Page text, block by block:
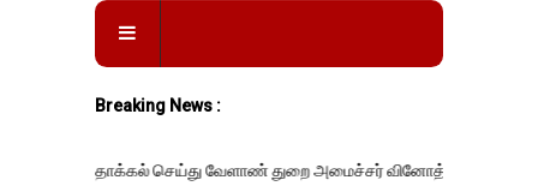
Breaking News :
செய்து வேளாண் துறை அமைச்சர் வினோத் வாசித்து வருகிறார். �.